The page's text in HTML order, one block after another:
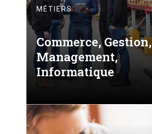
MÉTIERS
Commerce, Gestion,
Management,
Informatique